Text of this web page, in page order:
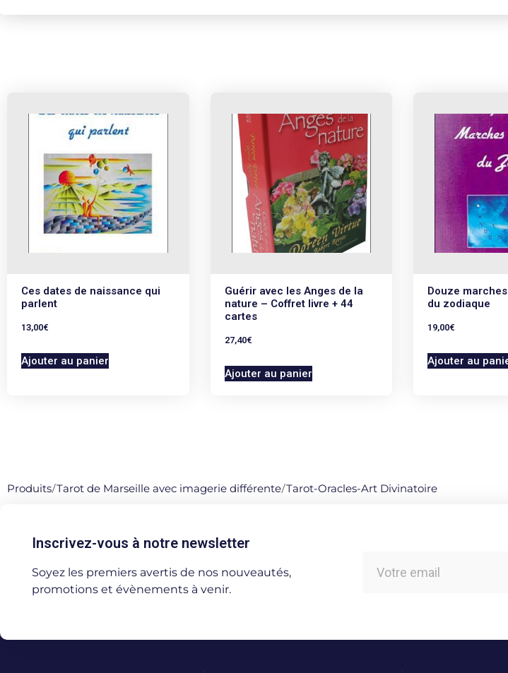
Ces dates de naissance qui
parlent
13,00€
Ajouter au panier
Guérir avec les Anges de la
nature – Coffret livre + 44
cartes
27,40€
Ajouter au panier
Douze
du zodiaque
19,00€
Ajouter au
Produits/Tarot de Marseille avec imagerie différente/Tarot-Oracles-Art Divinatoire
Inscrivez-vous à notre newsletter
Soyez les premiers avertis de nos nouveautés,
promotions et évènements à venir.